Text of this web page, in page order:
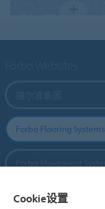
Forbo Flooring Systems
Cookie设置